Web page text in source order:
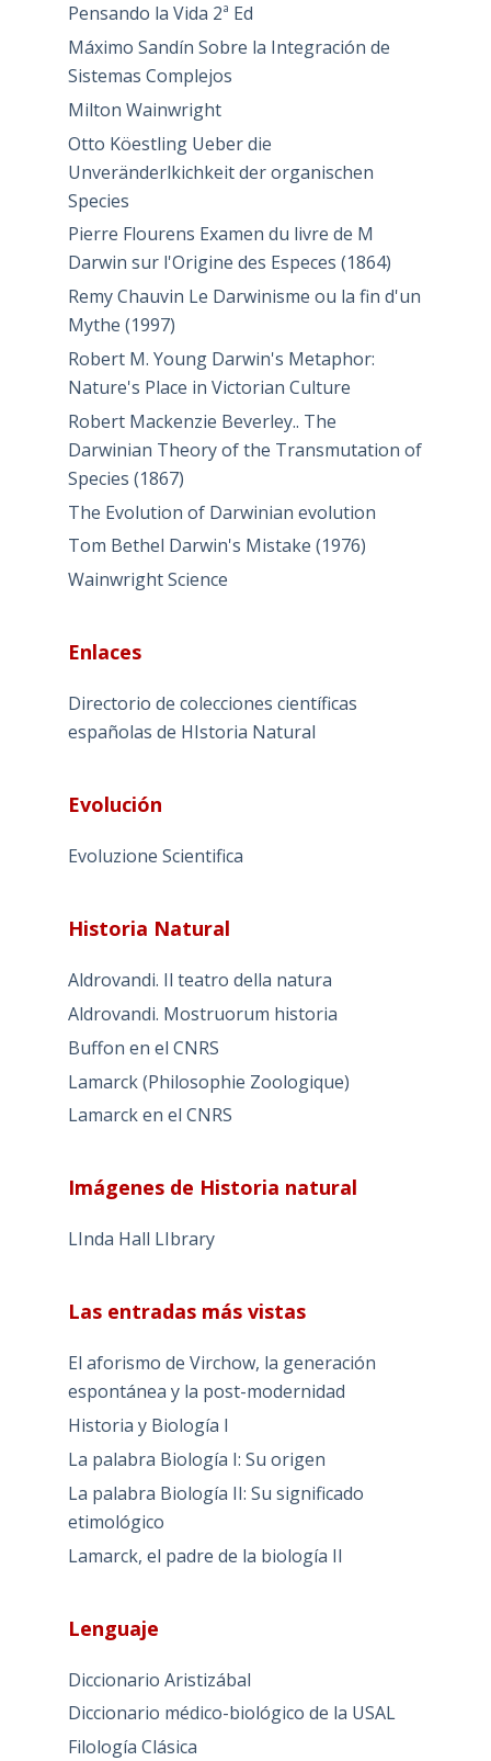
Pensando la Vida 2ª Ed
Máximo Sandín Sobre la Integración de
Sistemas Complejos
Milton Wainwright
Otto Köestling Ueber die
Unveränderlkichkeit der organischen
Species
Pierre Flourens Examen du livre de M
Darwin sur l'Origine des Especes (1864)
Remy Chauvin Le Darwinisme ou la fin d'un
Mythe (1997)
Robert M. Young Darwin's Metaphor:
Nature's Place in Victorian Culture
Robert Mackenzie Beverley.. The
Darwinian Theory of the Transmutation of
Species (1867)
The Evolution of Darwinian evolution
Tom Bethel Darwin's Mistake (1976)
Wainwright Science
Enlaces
Directorio de colecciones científicas
españolas de HIstoria Natural
Evolución
Evoluzione Scientifica
Historia Natural
Aldrovandi. Il teatro della natura
Aldrovandi. Mostruorum historia
Buffon en el CNRS
Lamarck (Philosophie Zoologique)
Lamarck en el CNRS
Imágenes de Historia natural
LInda Hall LIbrary
Las entradas más vistas
El aforismo de Virchow, la generación
espontánea y la post-modernidad
Historia y Biología I
La palabra Biología I: Su origen
La palabra Biología II: Su significado
etimológico
Lamarck, el padre de la biología II
Lenguaje
Diccionario Aristizábal
Diccionario médico-biológico de la USAL
Filología Clásica